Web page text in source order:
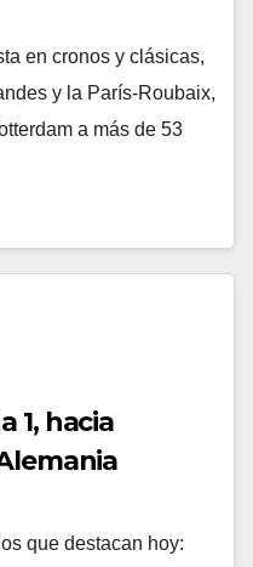
en cronos y clásicas,
y la París-Roubaix,
a más de 53
1, hacia
que destacan hoy: